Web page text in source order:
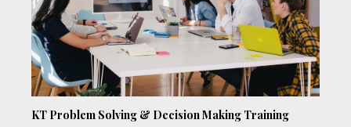
KT Problem Solving & Decision Making Training